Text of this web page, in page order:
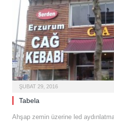
ŞUBAT 29, 2016
Tabela
Ahşap zemin üzerine led